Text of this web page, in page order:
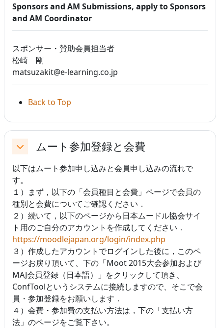
Sponsors and AM Submissions, apply to Sponsors
and AM Coordinator
スポンサー・賛助会員担当者
松崎 剛
matsuzakit@e-learning.co.jp
Back to Top
折りたたむムート参加登録と会費
以下はムート参加申し込みと会員申し込みの流れで
す。
１）まず，以下の「会員種目と会費」ページで会員の
種別と会費についてご確認ください．
２）続いて，以下のページから日本ムードル協会サイ
ト用のご自分のアカウントを作成してください．
https://moodlejapan.org/login/index.php
３）作成したアカウントでログインした後に，このペ
ージお戻り頂いて、下の「Moot 2015大会参加および
MAJ会員登録（日本語）」をクリックして頂き、
ConfToolというシステムに接続しますので、そこで会
員・参加登録をお願いします．
４）会費・参加費の支払い方法は，下の「支払い方
法」のページをご覧下さい。